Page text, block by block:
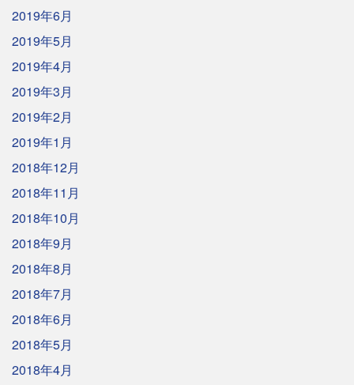
2019年6月
2019年5月
2019年4月
2019年3月
2019年2月
2019年1月
2018年12月
2018年11月
2018年10月
2018年9月
2018年8月
2018年7月
2018年6月
2018年5月
2018年4月